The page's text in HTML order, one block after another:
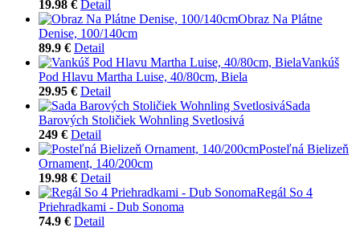
19.98 € Detail
Obraz Na Plátne
Denise, 100/140cm
89.9 € Detail
Vankúš
Pod Hlavu Martha Luise, 40/80cm, Biela
29.95 € Detail
Sada
Barových Stoličiek Wohnling Svetlosivá
249 € Detail
Posteľná Bielizeň
Ornament, 140/200cm
19.98 € Detail
Regál So 4
Priehradkami - Dub Sonoma
74.9 € Detail